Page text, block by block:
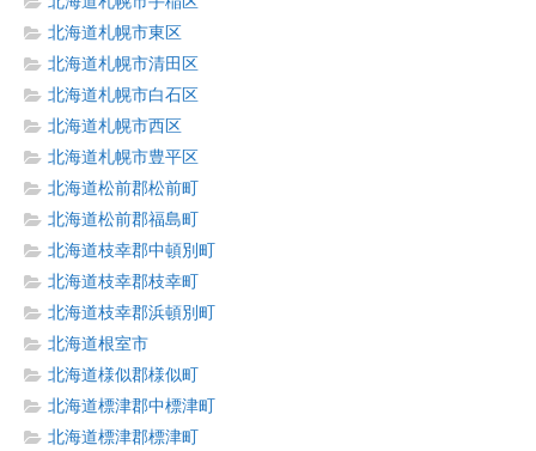
北海道札幌市東区
北海道札幌市清田区
北海道札幌市白石区
北海道札幌市西区
北海道札幌市豊平区
北海道松前郡松前町
北海道松前郡福島町
北海道枝幸郡中頓別町
北海道枝幸郡枝幸町
北海道枝幸郡浜頓別町
北海道根室市
北海道様似郡様似町
北海道標津郡中標津町
北海道標津郡標津町